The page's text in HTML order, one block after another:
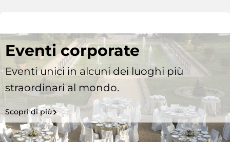
Eventi corporate
Eventi unici in alcuni dei luoghi più
straordinari al mondo.
Scopri di più